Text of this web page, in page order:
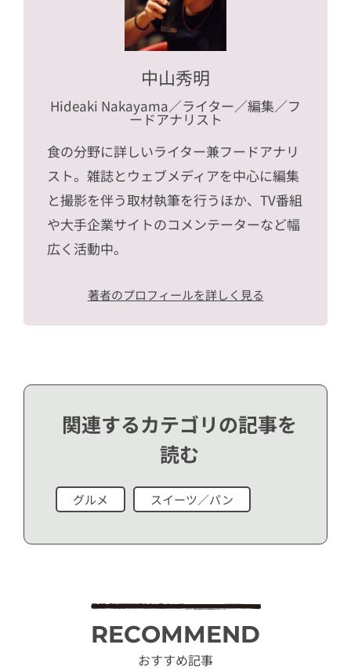
中山秀明
Hideaki Nakayama／ライター／編集／フ
ードアナリスト
食の分野に詳しいライター兼フードアナリ
スト。雑誌とウェブメディアを中心に編集
と撮影を伴う取材執筆を行うほか、TV番組
や大手企業サイトのコメンテーターなど幅
広く活動中。
著者のプロフィールを詳しく見る
関連するカテゴリの記事を
読む
グルメ スイーツ／パン
RECOMMEND
おすすめ記事